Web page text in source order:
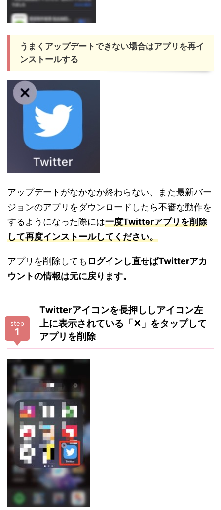
うまくアップデートできない場合はアプリを再イ
ンストールする
アップデートがなかなか終わらない、また最新バー
ジョンのアプリをダウンロードしたら不審な動作を
するようになった際には一度Twitterアプリを削除
して再度インストールしてください。
アプリを削除しても ログインし直せばTwitterアカ
ウントの情報は元に戻ります。
step
1
Twitterアイコンを長押ししアイコン左
上に表示されている「✕」をタップして
アプリを削除